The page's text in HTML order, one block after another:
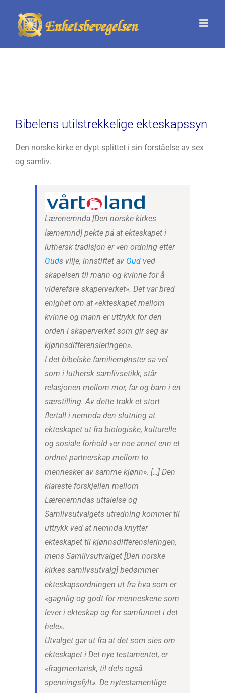
content
Bibelens utilstrekkelige ekteskapssyn
Den norske kirke er dypt splittet i sin forståelse av sex
og samliv.
Lærenemnda [Den norske kirkes
lærnemnd] pekte på at ekteskapet i
luthersk tradisjon er «en ordning etter
Guds vilje, innstiftet av Gud ved
skapelsen til mann og kvinne for å
videreføre skaperverket». Det var bred
enighet om at «ekteskapet mellom
kvinne og mann er uttrykk for den
orden i skaperverket som gir seg av
kjønnsdifferensieringen».
I det bibelske familiemønster så vel
som i luthersk samlivsetikk, står
relasjonen mellom mor, far og barn i en
særstilling. Av dette trakk et stort
flertall i nemnda den slutning at
ekteskapet ut fra biologiske, kulturelle
og sosiale forhold «er noe annet enn et
ordnet partnerskap mellom to
mennesker av samme kjønn». […] Den
klareste forskjellen mellom
Lærenemndas uttalelse og
Samlivsutvalgets utredning kommer til
uttrykk ved at nemnda knytter
ekteskapet til kjønnsdifferensieringen,
mens Samlivsutvalget [Den norske
kirkes samlivsutvalg] bedømmer
ekteskapsordningen ut fra hva som er
«gagnlig og godt for menneskene som
lever i ekteskap og for samfunnet i det
hele».
Utvalget går ut fra at det som sies om
ekteskapet i Det nye testamentet, er
«fragmentarisk, til dels også
spenningsfylt». De nytestamentlige